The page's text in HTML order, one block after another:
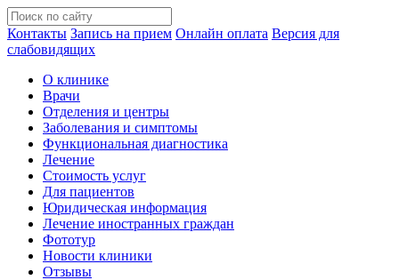
Контакты Запись на прием Онлайн оплата Версия для
слабовидящих
О клинике
Врачи
Отделения и центры
Заболевания и симптомы
Функциональная диагностика
Лечение
Стоимость услуг
Для пациентов
Юридическая информация
Лечение иностранных граждан
Фототур
Новости клиники
Отзывы